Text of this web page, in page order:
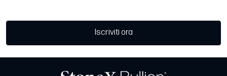
Iscriviti ora